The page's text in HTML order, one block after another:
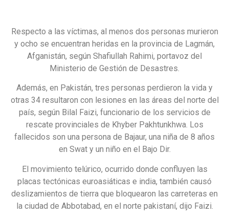
Respecto a las víctimas, al menos dos personas murieron
y ocho se encuentran heridas en la provincia de Lagmán,
Afganistán, según Shafiullah Rahimi, portavoz del
Ministerio de Gestión de Desastres.
Además, en Pakistán, tres personas perdieron la vida y
otras 34 resultaron con lesiones en las áreas del norte del
país, según Bilal Faizi, funcionario de los servicios de
rescate provinciales de Khyber Pakhtunkhwa. Los
fallecidos son una persona de Bajaur, una niña de 8 años
en Swat y un niño en el Bajo Dir.
El movimiento telúrico, ocurrido donde confluyen las
placas tectónicas euroasiáticas e india, también causó
deslizamientos de tierra que bloquearon las carreteras en
la ciudad de Abbotabad, en el norte pakistaní, dijo Faizi.